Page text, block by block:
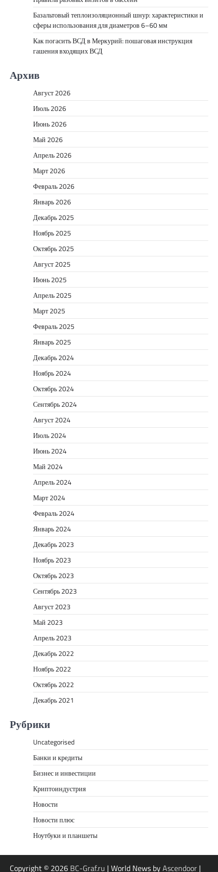
Базальтовый теплоизоляционный шнур: характеристики и
сферы использования для диаметров 6–60 мм
Как погасить ВСД в Меркурий: пошаговая инструкция
гашения входящих ВСД
Архив
Август 2026
Июль 2026
Июнь 2026
Май 2026
Апрель 2026
Март 2026
Февраль 2026
Январь 2026
Декабрь 2025
Ноябрь 2025
Октябрь 2025
Август 2025
Июнь 2025
Апрель 2025
Март 2025
Февраль 2025
Январь 2025
Декабрь 2024
Ноябрь 2024
Октябрь 2024
Сентябрь 2024
Август 2024
Июль 2024
Июнь 2024
Май 2024
Апрель 2024
Март 2024
Февраль 2024
Январь 2024
Декабрь 2023
Ноябрь 2023
Октябрь 2023
Сентябрь 2023
Август 2023
Май 2023
Апрель 2023
Декабрь 2022
Ноябрь 2022
Октябрь 2022
Декабрь 2021
Рубрики
Uncategorised
Банки и кредиты
Бизнес и инвестиции
Криптоиндустрия
Новости
Новости плюс
Ноутбуки и планшеты
Copyright © 2026 BC-Graf.ru | World News byAscendoor |